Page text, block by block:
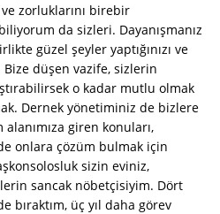
zorluklarını birebir
da sizleri. Dayanışmanız
güzel şeyler yaptığınızı ve
Bize düşen vazife, sizlerin
o kadar mutlu olmak
Dernek yönetiminiz de bizlere
alanımıza giren konuları,
onlara çözüm bulmak için
sizin eviniz,
sancak nöbetçisiyim. Dört
bıraktım, üç yıl daha görev